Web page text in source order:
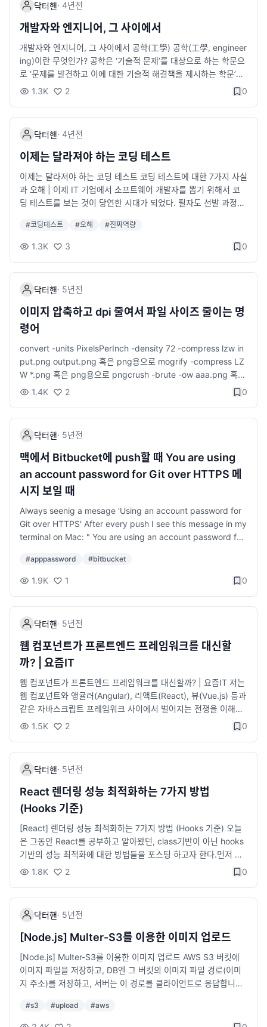
닥터핸· 4년전
개발자와 엔지니어, 그 사이에서
개발자와 엔지니어, 그 사이에서 공학(工學) 공학(工學, engineer
ing)이란 무엇인가? 공학은 ‘기술적 문제’를 대상으로 하는 학문으
로 ‘문제를 발견하고 이에 대한 기술적 해결책을 제시하는 학문’이
라고 정의할 수 있다. 여기서 문제란 작게는 자동차 부품일 수도 있
과 기술을 이용하여 인간에게 유용한 제품을 만드는 학문이다. [네
이버 지식백과 ― 공학의 개념] 책을 쓰고 개발을 하면서 종종 드
는 생각이 있다면, 나는 개발자인가? 엔지니어인가? 이다. 개발자
더가 있는데, 여기서 개발자와 엔지니어는 본질적으로 무엇이 다
른가에 대한 고민해본 결과.. pronist.dev 나는 개발자~
1.3K 2 0
닥터핸· 4년전
이제는 달라져야 하는 코딩 테스트
이제는 달라져야 하는 코딩 테스트 코딩 테스트에 대한 7가지 사실
과 오해 | 이제 IT 기업에서 소프트웨어 개발자를 뽑기 위해서 코
딩 테스트를 보는 것이 당연한 시대가 되었다. 필자도 선발 과정
고 평가 과정에 참여하기도 했다. 개발자 역량 중에서 코드를 작성
하는 역량이 중요하다는 것은 누구나 동의할 것이다. 그렇지만 오
#코딩테스트 #오해 #진짜역량
1.3K 3 0
닥터핸· 5년전
이미지 압축하고 dpi 줄여서 파일 사이즈 줄이는 명
령어
convert -units PixelsPerInch -density 72 -compress lzw in
put.png output.png 혹은 png용으로 mogrify -compress LZ
W *.png 혹은 png용으로 pngcrush -brute -ow aaa.png 혹은
jpg용으로 jpegoptim *.jpg --strip-all 혹은 png용으로 optipn
# png 한꺼번에 처리할때는 find . -name "*.png" -exec sudo
pngcrush -ow {} \; # 혹은 find . -type f -iname "*.png" -prin
t0 | xargs -I {} -0 optipng -o5 -quiet -keep -preserve -log
optipng.log "{}" 참고로 png 파일에 적용시 CPU를 많이 차지함
1.4K 2 0
닥터핸· 5년전
맥에서 Bitbucket에 push할 때 You are using
an account password for Git over HTTPS 메
시지 보일 때
Always seenig a mesage 'Using an account password for
Git over HTTPS' After every push I see this message in my
terminal on Mac: " You are using an account password for
ed to use app passwords remote: for Git over HTTPS. To
avoid any disruptions, change the password used in your
not have GCM. This is how I solved the problem: 1. Instal
l GCM: brew tap microsoft/git brew install --cask git-cred
ential-manager-core See details: https://docs.github.co
m/en/get-started/getting-started-with-git/caching-your-g
ithub-credentials-in-git 2. Create BitBucket app passwor
d. See steps: https://bitbucket.org/blog/deprecating-atla
ssian-account-password-for-bitbucket-api-and-git-activit
y 3. When I push first time, GCM asked my password. An
d I did not see the remote message anymore 위 설정 후 gi
t push 하면 Atlassian 로그인 창이 뜸. 이 때 패스워드 부분에 위
#apppassword #bitbucket
1.9K 1 0
닥터핸· 5년전
웹 컴포넌트가 프론트엔드 프레임워크를 대신할
까? | 요즘IT
웹 컴포넌트가 프론트엔드 프레임워크를 대신할까? | 요즘IT 저는
웹 컴포넌트와 앵귤러(Angular), 리액트(React), 뷰(Vue.js) 등과
같은 자바스크립트 프레임워크 사이에서 벌어지는 전쟁을 이해할
수 없습니다. 오히려 이 둘을 결합하면 훨씬 쉽고 효율적인 프론트
되는 내용인 것 같네요 🤔
1.5K 2 0
닥터핸· 5년전
React 렌더링 성능 최적화하는 7가지 방법
(Hooks 기준)
[React] 렌더링 성능 최적화하는 7가지 방법 (Hooks 기준) 오늘
은 그동안 React를 공부하고 알아왔던, class기반이 아닌 hooks
기반의 성능 최적화에 대한 방법들을 포스팅 하고자 한다.먼저 컴
포넌트의 리렌더링 되는 조건은 아래와 같다.부모에서 전달받은 p
고 있음.🙂 useMemo React.memo 컴포넌트 메모이제이션 use
Callback 자식 컴포넌트의 props로 객체를 넘겨줄 경우 변형하
지말고 넘겨주기 컴포넌트를 매핑할 때에는 key값으로 index를
사용하지 않는다. useState의 함수형 업데이트 Input에 onChag
e 최적화
1.8K 2 0
닥터핸· 5년전
[Node.js] Multer-S3를 이용한 이미지 업로드
[Node.js] Multer-S3를 이용한 이미지 업로드 AWS S3 버킷에
이미지 파일을 저장하고, DB엔 그 버킷의 이미지 파일 경로(이미
지 주소)를 저장하고, 서버는 이 경로를 클라이언트로 응답합니다.
URL 경로는 DB에 저장하고자 하는 경우 Multer-S3와 AWS-SD
K 모듈을 이용하여 구현하는 방법을 설명합니다😊 const multer
#s3 #upload #aws